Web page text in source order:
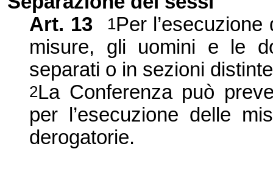
Art. 13 1Per
misure, gli uomini e le
separati o in sezioni
2La Conferenzapuò
per l’esecuzione delle
derogatorie.